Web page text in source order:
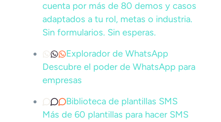
cuenta por más de 80 demos y casos
adaptados a tu rol, metas o industria.
Sin formularios. Sin esperas.
Explorador de WhatsApp
Descubre el poder de WhatsApp para
empresas
Biblioteca de plantillas SMS
Más de 60 plantillas para hacer SMS